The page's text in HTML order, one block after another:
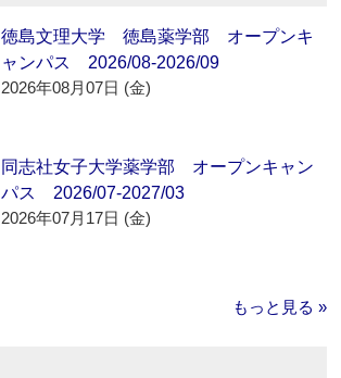
徳島文理大学 徳島薬学部 オープンキ
ャンパス 2026/08-2026/09
2026年08月07日 (金)
同志社女子大学薬学部 オープンキャン
パス 2026/07-2027/03
2026年07月17日 (金)
もっと見る »